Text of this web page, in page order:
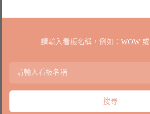
請輸入看板名稱，例如：WOW或